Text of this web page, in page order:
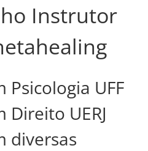
Instrutor
Psicologia UFF
Direito UERJ
diversas